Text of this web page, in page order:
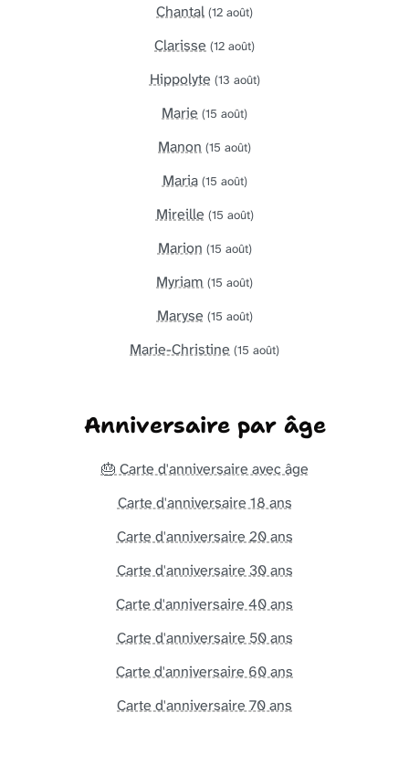
Chantal (12 août)
Clarisse (12 août)
Hippolyte (13 août)
Marie (15 août)
Manon (15 août)
Maria (15 août)
Mireille (15 août)
Marion (15 août)
Myriam (15 août)
Maryse (15 août)
Marie-Christine (15 août)
Anniversaire par âge
🎂 Carte d'anniversaire avec âge
Carte d'anniversaire 18 ans
Carte d'anniversaire 20 ans
Carte d'anniversaire 30 ans
Carte d'anniversaire 40 ans
Carte d'anniversaire 50 ans
Carte d'anniversaire 60 ans
Carte d'anniversaire 70 ans